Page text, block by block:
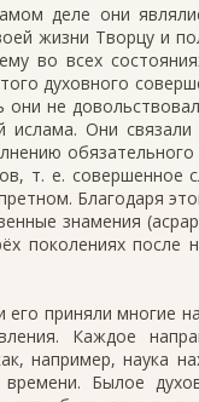
деле они
жизни Творцу и
во всех
духовного
не
Они
т. е. совершенное
Благодаря
знамения
поколениях
приняли многие
Каждое
например, наука
Былое